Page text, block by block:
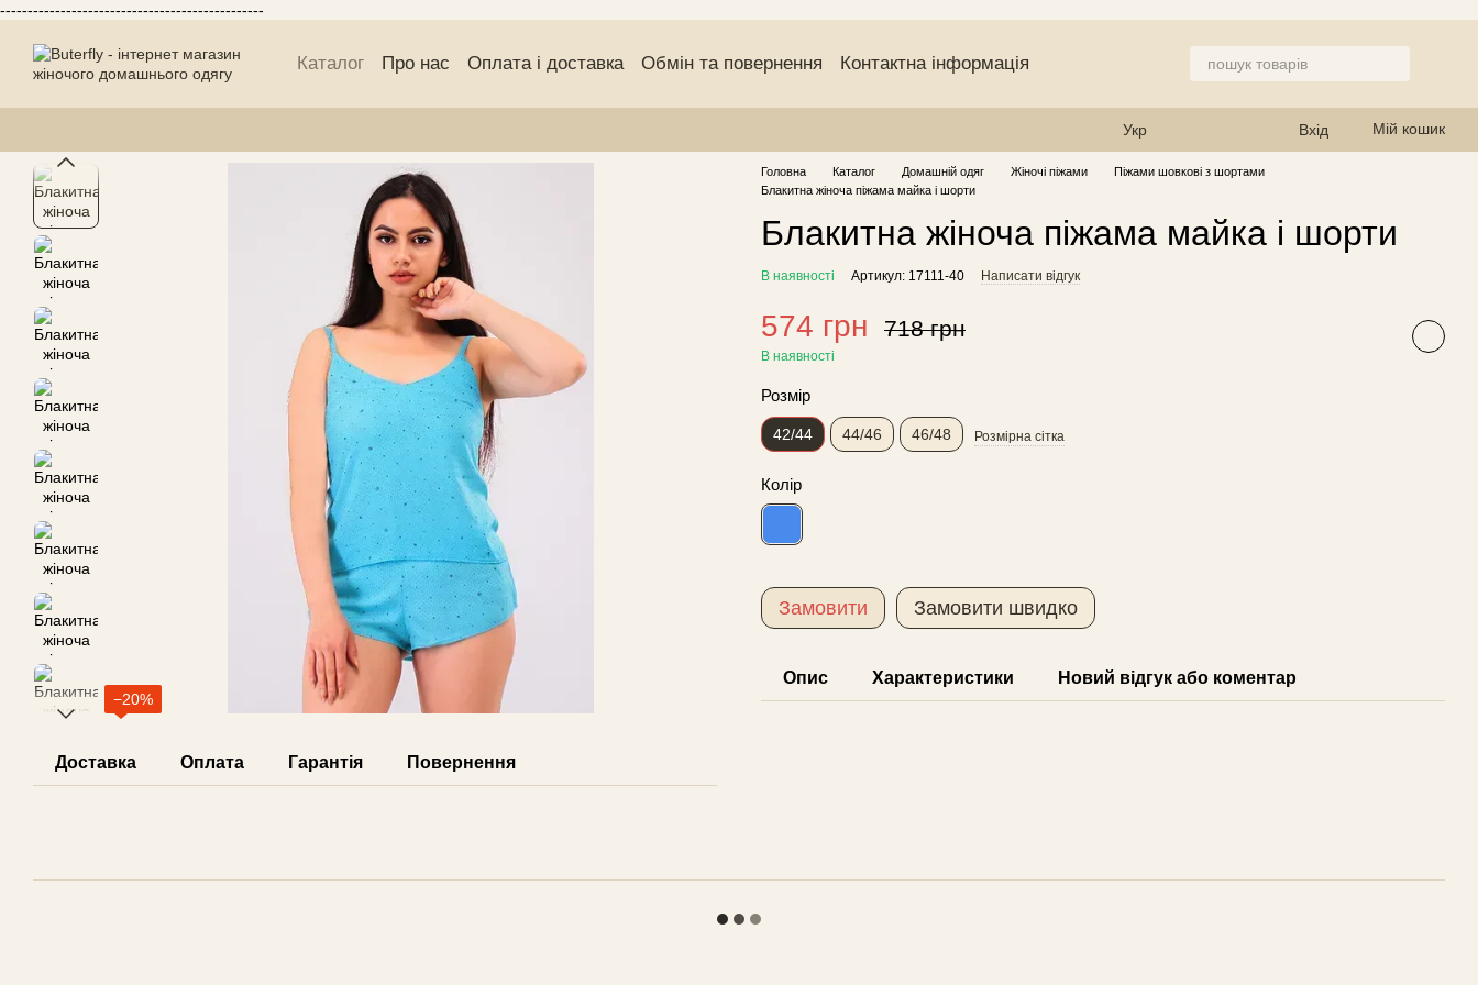
------------------------------------------------
Каталог Про нас Оплата і доставка Обмін та повернення
Контактна інформація
Укр Вхід Мій кошик
−20%
Доставка Оплата Гарантія Повернення
Головна Каталог Домашній одяг Жіночі піжами
Піжами шовкові з шортами
Блакитна жіноча піжама майка і шорти
Блакитна жіноча піжама майка і шорти
В наявності Артикул: 17111-40 Написати відгук
574 грн 718 грн
В наявності
Розмір
42/44 44/46 46/48 Розмірна сітка
Колір
Замовити Замовити швидко
Опис Характеристики Новий відгук або коментар